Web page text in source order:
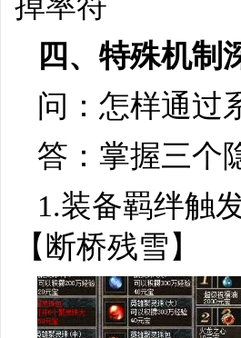
四、特殊机制
问：怎样通过
答：掌握三个
1.装备羁绊触
【断桥残雪】